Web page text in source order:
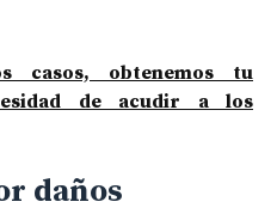
casos, obtenemos tu
de acudir a los
daños